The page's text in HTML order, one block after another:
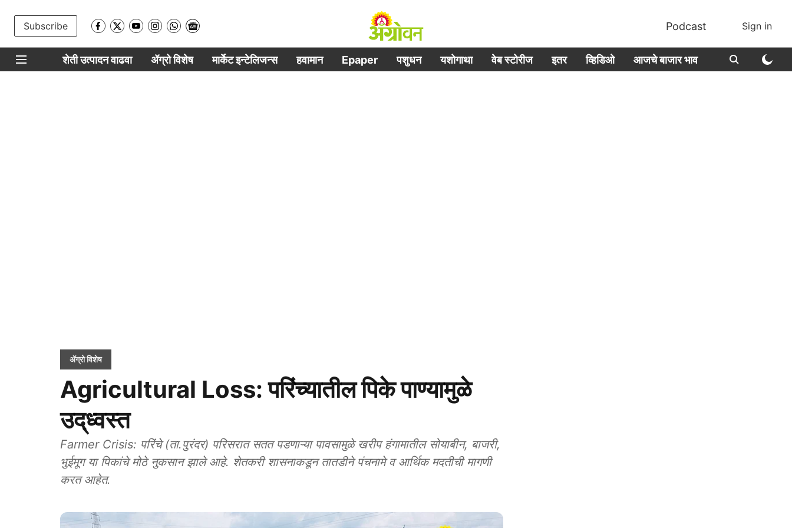
Subscribe Podcast Sign in
शेती उत्पादन वाढवा ॲग्रो विशेष मार्केट इन्टेलिजन्स हवामान Epaper पशुधन यशोगाथा वेब स्टोरीज इतर व्हिडिओ आजचे बाजार भाव
ॲग्रो विशेष
Agricultural Loss: परिंच्यातील पिके पाण्यामुळे
उद्‌ध्वस्त
Farmer Crisis: परिंचे (ता.पुरंदर) परिसरात सतत पडणाऱ्या पावसामुळे खरीप हंगामातील सोयाबीन, बाजरी,
भुईमूग या पिकांचे मोठे नुकसान झाले आहे. शेतकरी शासनाकडून तातडीने पंचनामे व आर्थिक मदतीची मागणी
करत आहेत.